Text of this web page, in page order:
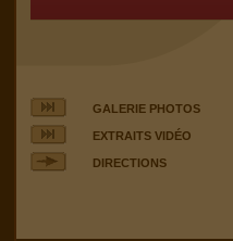
GALERIE PHOTOS
EXTRAITS VIDÉO
DIRECTIONS